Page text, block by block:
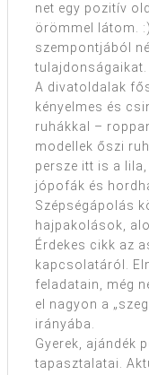
net egy pozitív
örömmel látom.
szempontjából
tulajdonságaikat.
A divatoldalak
kényelmes és
ruhákkal –
modellek őszi
persze itt is a
jópofák és
Szépségápolás
hajpakolások,
Érdekes cikk az
kapcsolatáról.
feladatain, még
el nagyon a
irányába.
Gyerek, ajándék
tapasztalatai.